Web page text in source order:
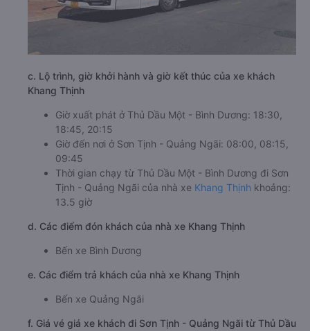
c. Lộ trình, giờ khởi hành và giờ kết thúc của xe khách
Khang Thịnh
Giờ xuất phát ở Thủ Dầu Một - Bình Dương: 18:30,
18:45, 20:15
Giờ đến nơi ở Sơn Tịnh - Quảng Ngãi: 08:00, 08:15,
09:45
Thời gian chạy từ Thủ Dầu Một - Bình Dương đi Sơn
Tịnh - Quảng Ngãi của nhà xe Khang Thịnh khoảng:
13.5 giờ
d. Các điểm đón khách của nhà xe Khang Thịnh
Bến xe Bình Dương
e. Các điểm trả khách của nhà xe Khang Thịnh
Bến xe Quảng Ngãi
f. Giá vé giá xe khách đi Sơn Tịnh - Quảng Ngãi từ Thủ Dầu